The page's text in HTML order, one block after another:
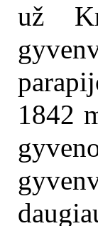
už
1842